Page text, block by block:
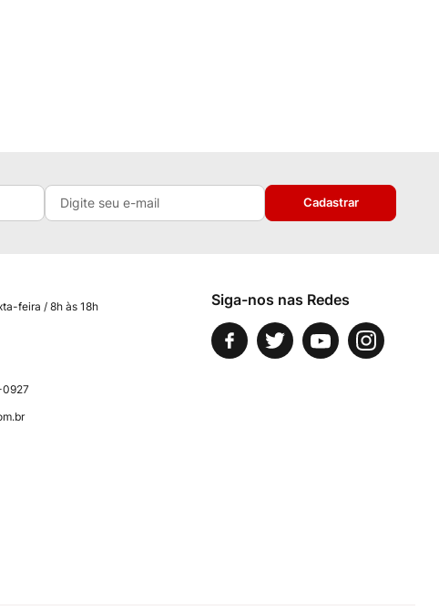
Cadastrar
feira / 8h às 18h
0927
Siga-nos nas Redes